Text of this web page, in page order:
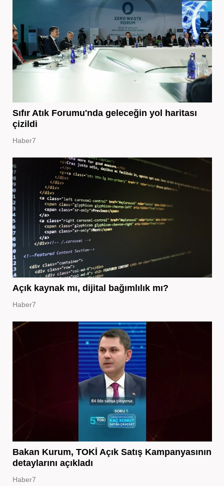
Sıfır Atık Forumu'nda geleceğin yol haritası
çizildi
Haber7
Açık kaynak mı, dijital bağımlılık mı?
Haber7
Bakan Kurum, TOKİ Açık Satış Kampanyasının
detaylarını açıkladı
Haber7